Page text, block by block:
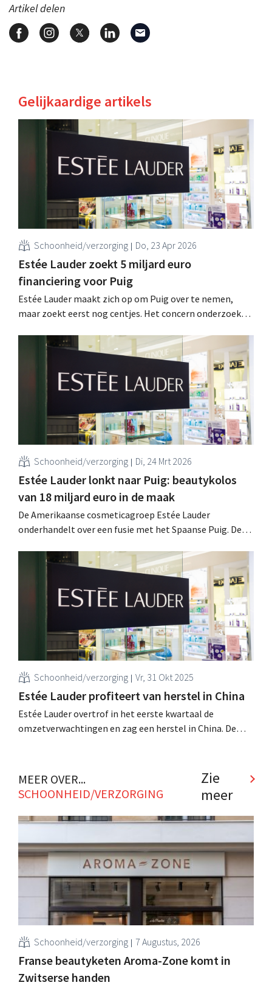
Artikel delen
Gelijkaardige artikels
Schoonheid/verzorging Do, 23 Apr 2026
Estée Lauder zoekt 5 miljard euro
financiering voor Puig
Estée Lauder maakt zich op om Puig over te nemen,
maar zoekt eerst nog centjes. Het concern onderzoekt
te ondersteunen. .
Schoonheid/verzorging Di, 24 Mrt 2026
Estée Lauder lonkt naar Puig: beautykolos
van 18 miljard euro in de maak
De Amerikaanse cosmeticagroep Estée Lauder
onderhandelt over een fusie met het Spaanse Puig. De
groei vertraagt en consumenten kritischer worden. .
Schoonheid/verzorging Vr, 31 Okt 2025
Estée Lauder profiteert van herstel in China
Estée Lauder overtrof in het eerste kwartaal de
omzetverwachtingen en zag een herstel in China. De
MEER OVER...
SCHOONHEID/VERZORGING
Zie
meer
Schoonheid/verzorging 7 Augustus, 2026
Franse beautyketen Aroma-Zone komt in
Zwitserse handen